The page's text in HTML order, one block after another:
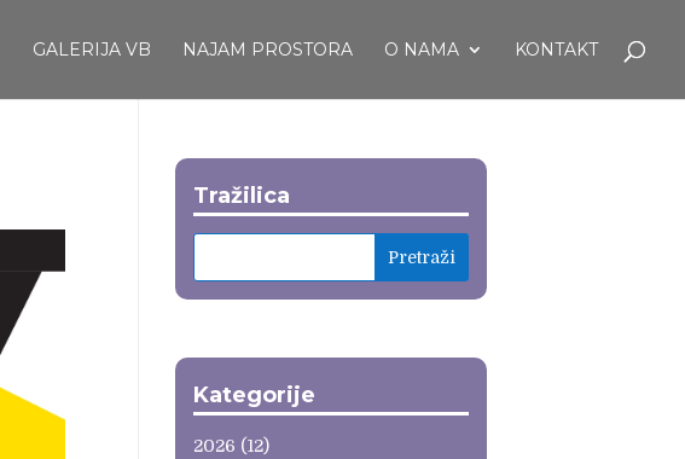
GALERIJA VB NAJAM PROSTORA O NAMA KONTAKT
Tražilica
Kategorije
2026 (12)